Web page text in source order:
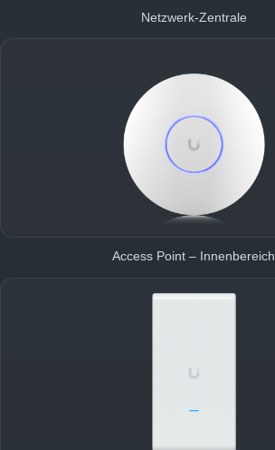
Netzwerk-Zentrale
Access Point – Innenbereich